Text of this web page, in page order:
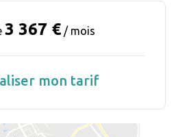
3 367 €/ mois
mon tarif